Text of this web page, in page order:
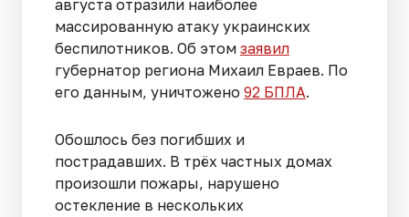
августа отразили наиболее
массированную атаку украинских
беспилотников. Об этом заявил
губернатор региона Михаил Евраев. По
его данным, уничтожено 92 БПЛА.
Обошлось без погибших и
пострадавших. В трёх частных домах
произошли пожары, нарушено
остекление в нескольких